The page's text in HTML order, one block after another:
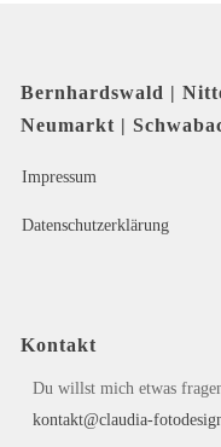
Bernhardswald |
Neumarkt |
Impressum
Datenschutzerklärung
Kontakt
Du willst mich etwas
kontakt@claudia-